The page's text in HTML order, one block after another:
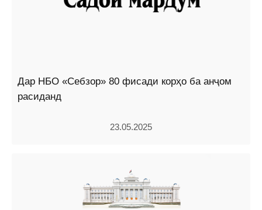
Дар НБО «Себзор» 80 фисади корҳо ба анҷом
расиданд
23.05.2025